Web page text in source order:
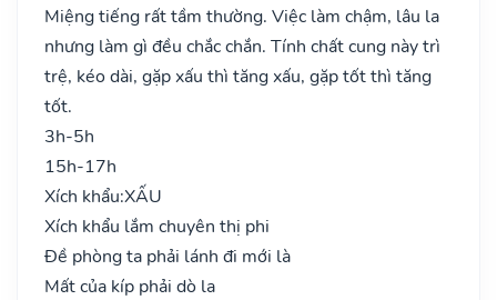
Miệng tiếng rất tầm thường. Việc làm chậm, lâu la
nhưng làm gì đều chắc chắn. Tính chất cung này trì
trệ, kéo dài, gặp xấu thì tăng xấu, gặp tốt thì tăng
tốt.
3h-5h
15h-17h
Xích khẩu:XẤU
Xích khẩu lắm chuyên thị phi
Đề phòng ta phải lánh đi mới là
Mất của kíp phải dò la